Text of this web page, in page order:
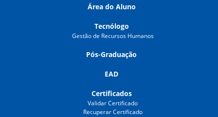
Área do Aluno
Tecnólogo
Gestão de Recursos Humanos
Pós-Graduação
EAD
Certificados
Validar Certificado
Recuperar Certificado